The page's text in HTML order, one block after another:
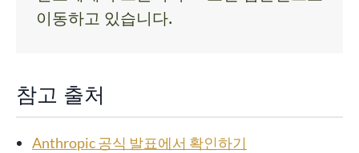
이동하고 있습니다.
참고 출처
Anthropic 공식 발표에서 확인하기